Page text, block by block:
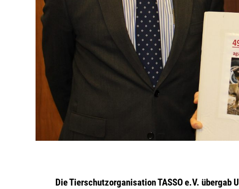
Die Tierschutzorganisation TASSO e.V. übergab